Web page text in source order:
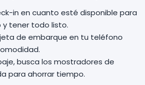
in en cuanto esté disponible para
y tener todo listo.
de embarque en tu teléfono
busca los mostradores de
para ahorrar tiempo.